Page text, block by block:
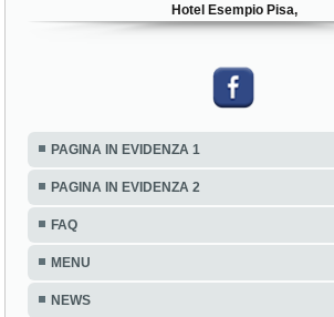
Hotel Esempio Pisa,
PAGINA IN EVIDENZA 1
PAGINA IN EVIDENZA 2
FAQ
MENU
NEWS